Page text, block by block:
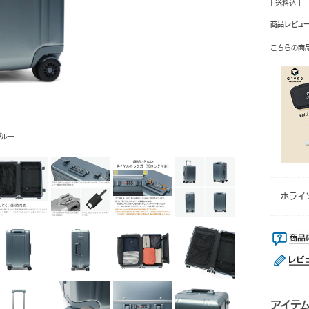
[ 送料込 ]
商品レビュ
こちらの商
ホライ
アイテ
ルー